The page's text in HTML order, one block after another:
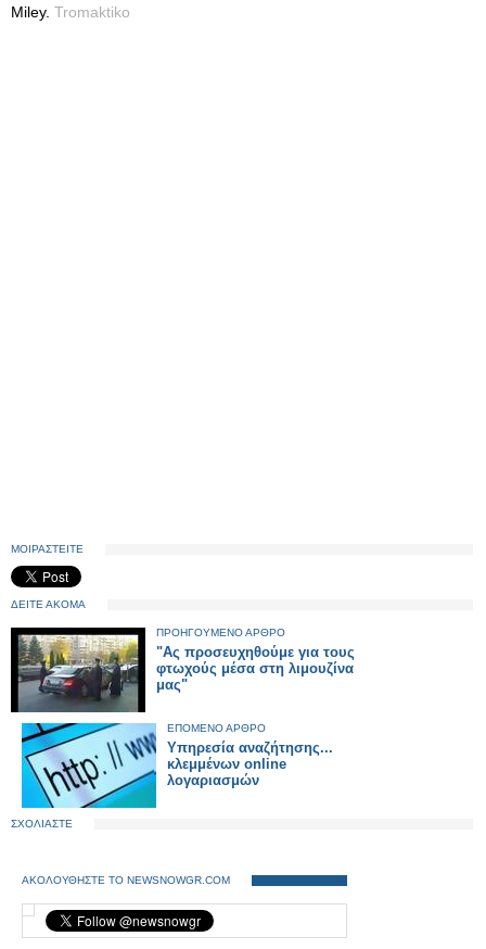
Miley. Tromaktiko
ΜΟΙΡΑΣΤΕΙΤΕ
ΔΕΙΤΕ ΑΚΟΜΑ
ΠΡΟΗΓΟΥΜΕΝΟ ΑΡΘΡΟ
"Ας προσευχηθούμε για τους
φτωχούς μέσα στη λιμουζίνα
μας"
ΕΠΟΜΕΝΟ ΑΡΘΡΟ
Yπηρεσία αναζήτησης...
κλεμμένων online
λογαριασμών
ΣΧΟΛΙΑΣΤΕ
ΑΚΟΛΟΥΘΗΣΤΕ ΤΟ NEWSNOWGR.COM